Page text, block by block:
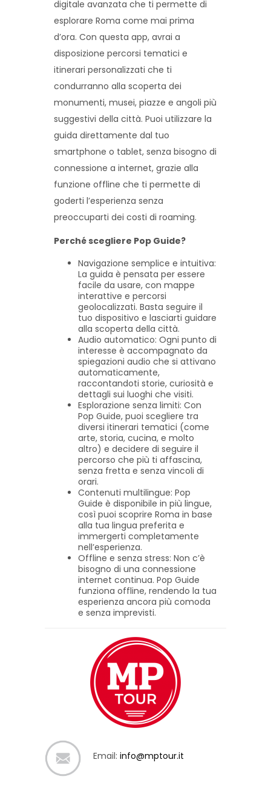
digitale avanzata che ti permette di
esplorare Roma come mai prima
d’ora. Con questa app, avrai a
disposizione percorsi tematici e
itinerari personalizzati che ti
condurranno alla scoperta dei
monumenti, musei, piazze e angoli più
suggestivi della città. Puoi utilizzare la
guida direttamente dal tuo
smartphone o tablet, senza bisogno di
connessione a internet, grazie alla
funzione offline che ti permette di
goderti l’esperienza senza
preoccuparti dei costi di roaming.
Perché scegliere Pop Guide?
Navigazione semplice e intuitiva:
La guida è pensata per essere
facile da usare, con mappe
interattive e percorsi
geolocalizzati. Basta seguire il
tuo dispositivo e lasciarti guidare
alla scoperta della città.
Audio automatico: Ogni punto di
interesse è accompagnato da
spiegazioni audio che si attivano
automaticamente,
raccontandoti storie, curiosità e
dettagli sui luoghi che visiti.
Esplorazione senza limiti: Con
Pop Guide, puoi scegliere tra
diversi itinerari tematici (come
arte, storia, cucina, e molto
altro) e decidere di seguire il
percorso che più ti affascina,
senza fretta e senza vincoli di
orari.
Contenuti multilingue: Pop
Guide è disponibile in più lingue,
così puoi scoprire Roma in base
alla tua lingua preferita e
immergerti completamente
nell’esperienza.
Offline e senza stress: Non c’è
bisogno di una connessione
internet continua. Pop Guide
funziona offline, rendendo la tua
esperienza ancora più comoda
e senza imprevisti.
Email: info@mptour.it